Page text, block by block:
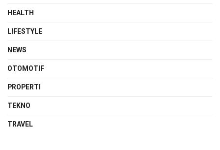
HEALTH
LIFESTYLE
NEWS
OTOMOTIF
PROPERTI
TEKNO
TRAVEL